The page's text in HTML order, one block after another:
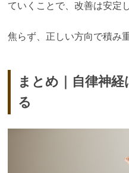
ていくことで、改善は安定
焦らず、正しい方向で積み
まとめ｜自律神
る